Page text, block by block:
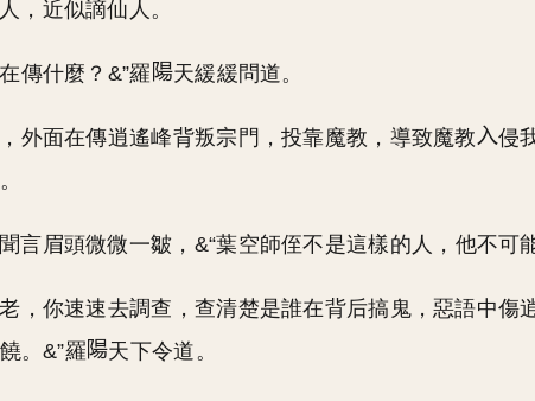
，近似謫仙人。
傳什麼？&”羅 天緩緩問道。
外面在傳逍遙峰背叛宗門，投靠魔教，導致魔教
侵
言眉頭微微一皺，&“葉空師侄不是這樣的人，他不可
，你速速去調查，查清楚是誰在背后搞鬼，惡語中傷
。&”羅
天下令道。